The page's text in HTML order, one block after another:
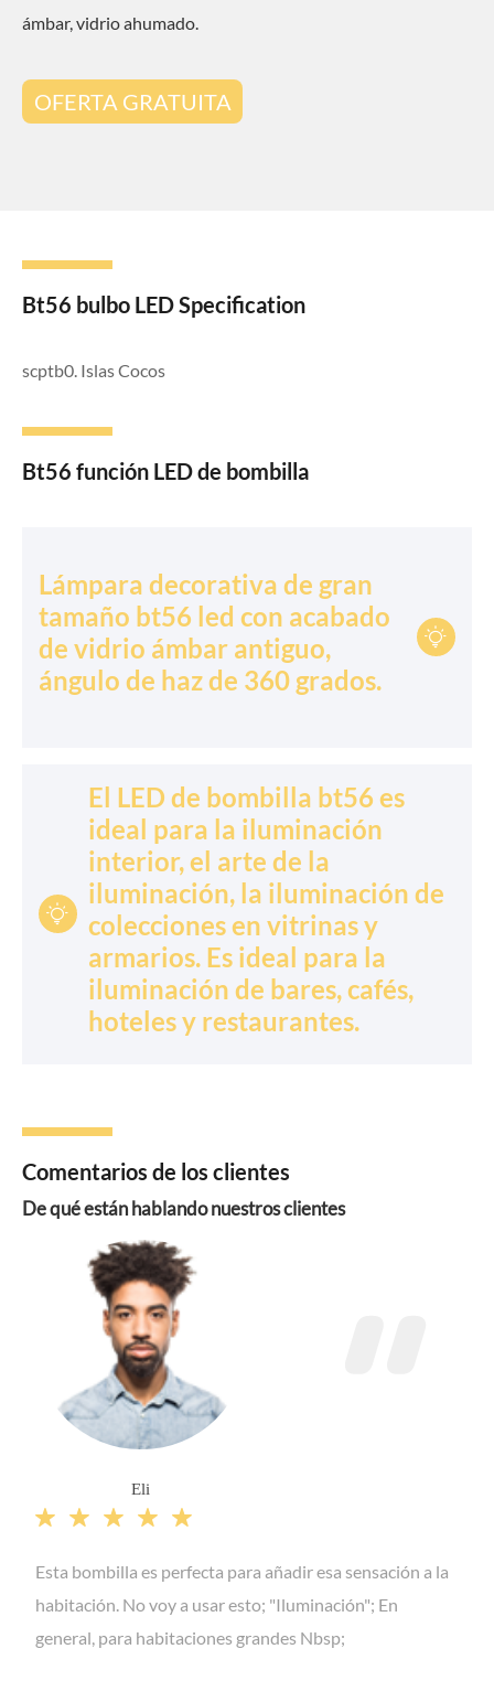
ámbar, vidrio ahumado.
OFERTA GRATUITA
Bt56 bulbo LED Specification
scptb0. Islas Cocos
Bt56 función LED de bombilla

Lámpara decorativa de gran
tamaño bt56 led con acabado
de vidrio ámbar antiguo,
ángulo de haz de 360 grados.

El LED de bombilla bt56 es
ideal para la iluminación
interior, el arte de la
iluminación, la iluminación de
colecciones en vitrinas y
armarios. Es ideal para la
iluminación de bares, cafés,
hoteles y restaurantes.
Comentarios de los clientes
De qué están hablando nuestros clientes
Eli
    
Esta bombilla es perfecta para añadir esa sensación a la
habitación. No voy a usar esto; "Iluminación"; En
general, para habitaciones grandes Nbsp;